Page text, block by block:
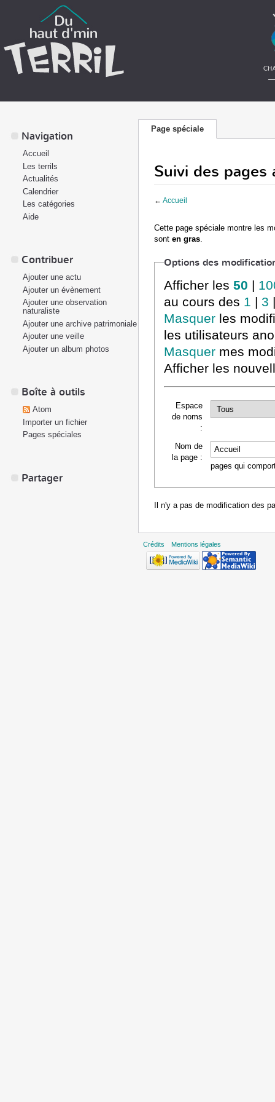
Page spéciale
Suivi des pages
← Accueil
Cette page spéciale montre les
sont en gras
Options des
Afficher les 50 |
au cours des 1 | 3
Masquer les
les utilisateurs
Masquer mes
Afficher les
Espace
de noms
:
Nom de
la page :
pages qui
Il n'y a pas de modification des
Navigation
Accueil
Les terrils
Actualités
Calendrier
Les catégories
Aide
Contribuer
Ajouter une actu
Ajouter un évènement
Ajouter une observation
naturaliste
Ajouter une archive patrimoniale
Ajouter une veille
Ajouter un album photos
Boîte à outils
Atom
Importer un fichier
Pages spéciales
Partager
Crédits Mentions légales